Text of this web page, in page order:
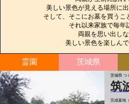
美しい景色が見える場所に出
そして、そこにお墓を買うこ
それ以来家族で毎年
両親を思い出し
美しい景色を楽しんで
霊園 茨城県
茨城県 つ
筑
完成墓地